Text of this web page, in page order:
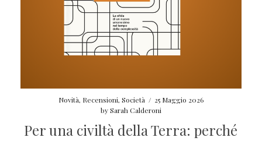
Novità, Recensioni, Società / 25 Maggio 2026
bySarah Calderoni
Per una civiltà della Terra: perché